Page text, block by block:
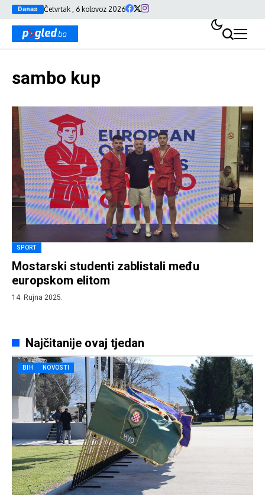
Danas Četvrtak , 6 kolovoz 2026
sambo kup
SPORT
Mostarski studenti zablistali među
europskom elitom
14. Rujna 2025.
Najčitanije ovaj tjedan
BIH NOVOSTI